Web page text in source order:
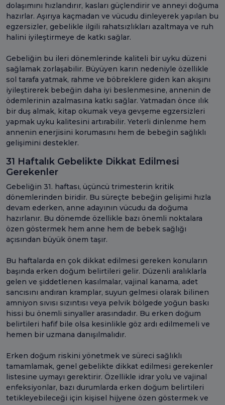
dolaşımını hızlandırır, kasları güçlendirir ve anneyi doğuma
hazırlar. Aşırıya kaçmadan ve vücudu dinleyerek yapılan bu
egzersizler, gebelikle ilgili rahatsızlıkları azaltmaya ve ruh
halini iyileştirmeye de katkı sağlar.
Gebeliğin bu ileri dönemlerinde kaliteli bir uyku düzeni
sağlamak zorlaşabilir. Büyüyen karın nedeniyle özellikle
sol tarafa yatmak, rahme ve böbreklere giden kan akışını
iyileştirerek bebeğin daha iyi beslenmesine, annenin de
ödemlerinin azalmasına katkı sağlar. Yatmadan önce ılık
bir duş almak, kitap okumak veya gevşeme egzersizleri
yapmak uyku kalitesini artırabilir. Yeterli dinlenme hem
annenin enerjisini korumasını hem de bebeğin sağlıklı
gelişimini destekler.
31 Haftalık Gebelikte Dikkat Edilmesi
Gerekenler
Gebeliğin 31. haftası, üçüncü trimesterin kritik
dönemlerinden biridir. Bu süreçte bebeğin gelişimi hızla
devam ederken, anne adayının vücudu da doğuma
hazırlanır. Bu dönemde özellikle bazı önemli noktalara
özen göstermek hem anne hem de bebek sağlığı
açısından büyük önem taşır.
Bu haftalarda en çok dikkat edilmesi gereken konuların
başında erken doğum belirtileri gelir. Düzenli aralıklarla
gelen ve şiddetlenen kasılmalar, vajinal kanama, adet
sancısını andıran kramplar, suyun gelmesi olarak bilinen
amniyon sıvısı sızıntısı veya pelvik bölgede yoğun baskı
hissi bu önemli sinyaller arasındadır. Bu erken doğum
belirtileri hafif bile olsa kesinlikle göz ardı edilmemeli ve
hemen bir uzmana danışılmalıdır.
Erken doğum riskini yönetmek ve süreci sağlıklı
tamamlamak, genel gebelikte dikkat edilmesi gerekenler
listesine uymayı gerektirir. Özellikle idrar yolu ve vajinal
enfeksiyonlar, bazı durumlarda erken doğum belirtileri
tetikleyebileceği için kişisel hijyene özen göstermek ve